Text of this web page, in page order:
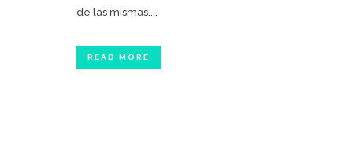
de las mismas....
READ MORE